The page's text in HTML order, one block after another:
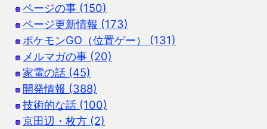
ページの事 (150)
ページ更新情報 (173)
ポケモンGO（位置ゲー） (131)
メルマガの事 (20)
家電の話 (45)
開発情報 (388)
技術的な話 (100)
京田辺・枚方 (2)